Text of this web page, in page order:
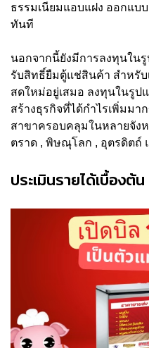
ธรรมเนียมแอบแฝง ออกแบ
ทันที
นอกจากนี้ยังมีการลงทุนใน
รับสิทธิ์ยืมตู้แช่สินค้า สำหรั
สดใหม่อยู่เสมอ ลงทุนในรูป
สร้างธุรกิจที่ได้กำไรเพิ่มม
สาขาครอบคลุมในหลายจัง
ตราด , พิษณุโลก , อุตรดิตถ์
ประเมินรายได้เบื้อง